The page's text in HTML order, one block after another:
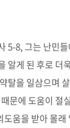
5-8, 그는 난민
알게 된 후로 더
탈을 일삼으며
문에 도움이 절
움을 받아 몰